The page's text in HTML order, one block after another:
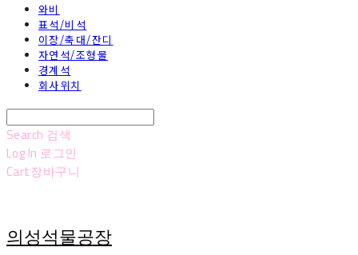
와비
표석/비석
이장/축대/잔디
자연석/조형물
경계석
회사위치
Search 검색
Log In 로그인
Cart장바구니
의성석물공장